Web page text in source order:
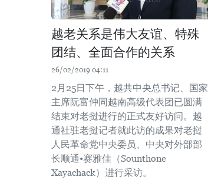
越老关系是伟大友谊、特殊
团结、全面合作的关系
26/02/2019 04:11
2月25日下午，越共中央总书记、国家
主席阮富仲同越南高级代表团已圆满
结束对老挝进行的正式友好访问。越
通社驻老挝记者就此访的成果对老挝
人民革命党中央委员、中央对外部部
长顺通•赛雅佳（Sounthone
Xayachack）进行采访。